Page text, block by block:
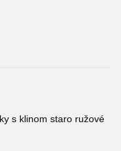
s klinom staro ružové